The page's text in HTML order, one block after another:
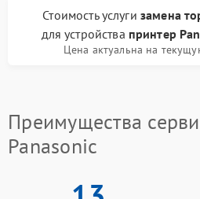
Стоимость услуги замена
для устройства принтер
Цена актуальна на
Преимущества
Panasonic